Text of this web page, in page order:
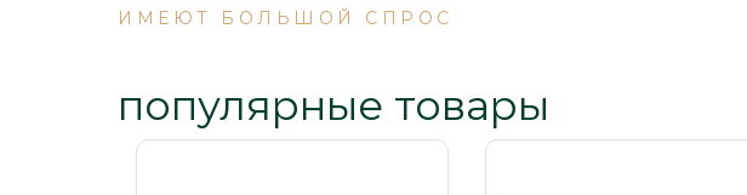
ИМЕЮТ БОЛЬШОЙ СПРОС
популярные товары